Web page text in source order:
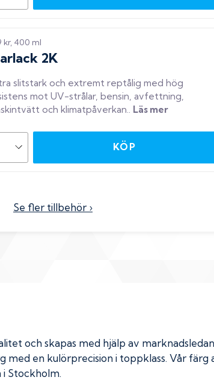
kr, 400 ml
2K
slitstark och extremt reptålig med hög
mot UV-strålar, bensin, avfettning,
och klimatpåverkan.
Läs mer
KÖP
Se fler tillbehör ›
och skapas med hjälp av
en kulörprecision i toppklass. Vår färg
Stockholm.